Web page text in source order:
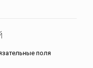
поля